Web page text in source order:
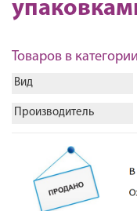
Товаров в
Вид
Производитель